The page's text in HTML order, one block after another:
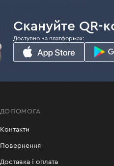
Скануйте QR-
Доступно на платформах:
ДОПОМОГА
Контакти
Повернення
Доставка і оплата